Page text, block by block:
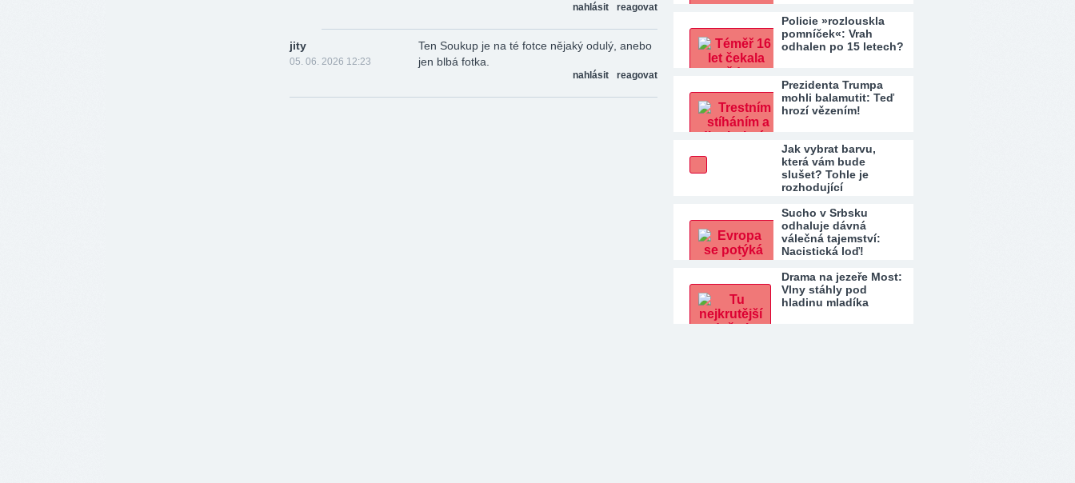
reagovat
nahlásit
jity
05. 06. 2026 12:23
Ten Soukup je na té fotce nějaký odulý, anebo
jen blbá fotka.
reagovat
nahlásit
Policie »rozlouskla
pomníček«: Vrah
odhalen po 15 letech?
Prezidenta Trumpa
mohli balamutit: Teď
hrozí vězením!
Jak vybrat barvu,
která vám bude
slušet? Tohle je
rozhodující
Sucho v Srbsku
odhaluje dávná
válečná tajemství:
Nacistická loď!
Drama na jezeře Most:
Vlny stáhly pod
hladinu mladíka